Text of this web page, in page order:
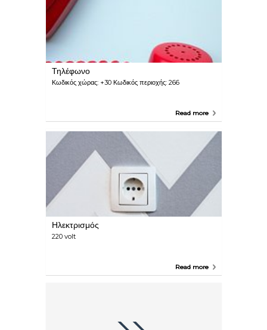
Τηλέφωνο
Κωδικός χώρας: +30 Κωδικός περιοχής: 266
Read more
Ηλεκτρισμός
220 volt
Read more